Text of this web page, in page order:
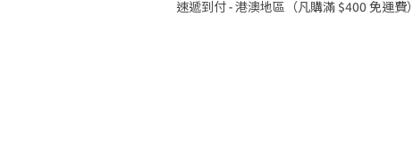
速遞到付 - 港澳地區（凡購滿 $400 免運費）